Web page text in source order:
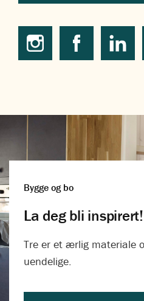
Bygge og bo
La deg bli inspirert!
Tre er et ærlig materiale
uendelige.